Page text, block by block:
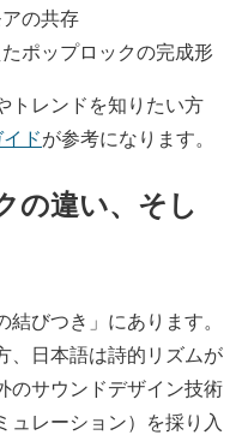
の共存
ポップロックの完成形
トレンドを知りたい方
ドが参考になります。
の違い、そし
びつき」にあります。
、日本語は詩的リズムが
のサウンドデザイン技術
ュレーション）を採り入